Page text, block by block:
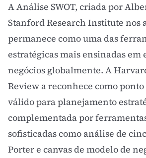
A Análise SWOT, criada por
Stanford Research Institute nos
permanece como uma das
estratégicas mais ensinadas em
negócios globalmente. A
Review a reconhece como
válido paraplanejamento
complementada por
sofisticadas como análise de
Portere canvas de modelo de